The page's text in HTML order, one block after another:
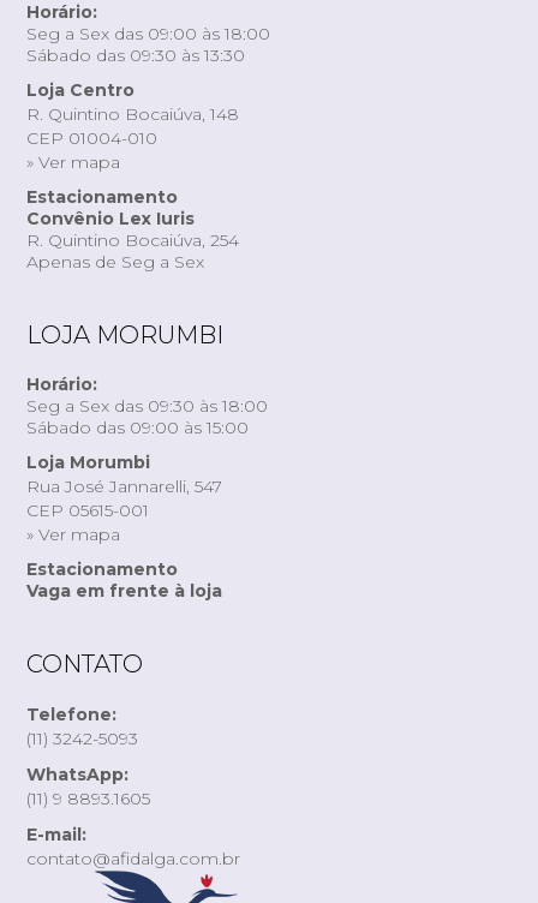
Horário:
Seg a Sex das 09:00 às 18:00
Sábado das 09:30 às 13:30
Loja Centro
R. Quintino Bocaiúva, 148
CEP 01004-010
» Ver mapa
Estacionamento
Convênio Lex Iuris
R. Quintino Bocaiúva, 254
Apenas de Seg a Sex
LOJA MORUMBI
Horário:
Seg a Sex das 09:30 às 18:00
Sábado das 09:00 às 15:00
Loja Morumbi
Rua José Jannarelli, 547
CEP 05615-001
» Ver mapa
Estacionamento
Vaga em frente à loja
CONTATO
Telefone:
(11) 3242-5093
WhatsApp:
(11) 9 8893.1605
E-mail:
contato@afidalga.com.br